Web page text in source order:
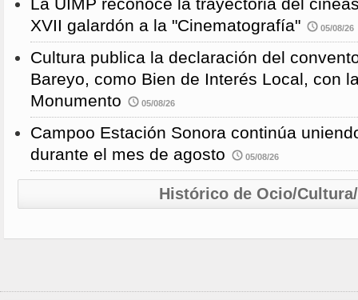
La UIMP reconoce la trayectoria del
XVII galardón a la "Cinematografía"
05/08/26
Cultura publica la declaración del
Bareyo, como Bien de Interés Local, con
Monumento
05/08/26
Campoo Estación Sonora continúa
durante el mes de agosto
05/08/26
Histórico de Ocio/